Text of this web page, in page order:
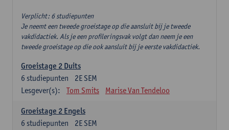
Verplicht: 6 studiepunten
Je neemt een tweede groeistage op die aansluit bij je tweede
vakdidactiek. Als je een profileringsvak volgt dan neem je een
tweede groeistage op die ook aansluit bij je eerste vakdidactiek.
Groeistage 2 Duits
2E SEM
6 studiepunten
Lesgever(s):
Tom Smits Marise Van Tendeloo
Groeistage 2 Engels
2E SEM
6 studiepunten